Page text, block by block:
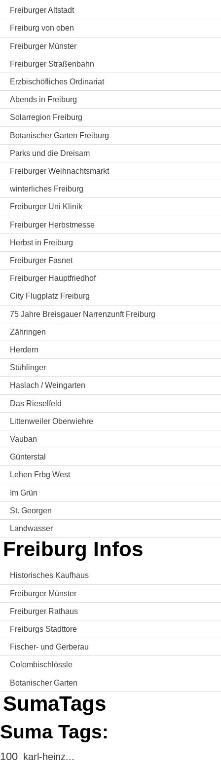
Freiburger Altstadt
Freiburg von oben
Freiburger Münster
Freiburger Straßenbahn
Erzbischöfliches Ordinariat
Abends in Freiburg
Solarregion Freiburg
Botanischer Garten Freiburg
Parks und die Dreisam
Freiburger Weihnachtsmarkt
winterliches Freiburg
Freiburger Uni Klinik
Freiburger Herbstmesse
Herbst in Freiburg
Freiburger Fasnet
Freiburger Hauptfriedhof
City Flugplatz Freiburg
75 Jahre Breisgauer Narrenzunft Freiburg
Zähringen
Herdern
Stühlinger
Haslach / Weingarten
Das Rieselfeld
Littenweiler Oberwiehre
Vauban
Günterstal
Lehen Frbg West
Im Grün
St. Georgen
Landwasser
Freiburg Infos
Historisches Kaufhaus
Freiburger Münster
Freiburger Rathaus
Freiburgs Stadttore
Fischer- und Gerberau
Colombischlössle
Botanischer Garten
SumaTags
Suma Tags:
100 karl-heinz...